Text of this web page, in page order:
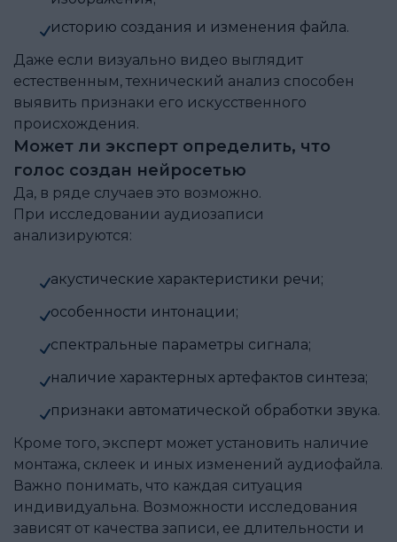
историю создания и изменения файла.
Даже если визуально видео выглядит
естественным, технический анализ способен
выявить признаки его искусственного
происхождения.
Может ли эксперт определить, что
голос создан нейросетью
Да, в ряде случаев это возможно.
При исследовании аудиозаписи
анализируются:
акустические характеристики речи;
особенности интонации;
спектральные параметры сигнала;
наличие характерных артефактов синтеза;
признаки автоматической обработки звука.
Кроме того, эксперт может установить наличие
монтажа, склеек и иных изменений аудиофайла.
Важно понимать, что каждая ситуация
индивидуальна. Возможности исследования
зависят от качества записи, ее длительности и